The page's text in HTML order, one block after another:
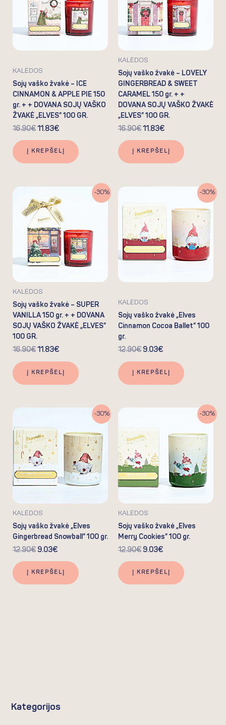
Kategorijos
KALĖDOS
Sojų vaško žvakė – ICE
CINNAMON & APPLE PIE 150
gr. + + DOVANA SOJŲ VAŠKO
ŽVAKĖ „ELVES” 100 GR.
16.90€ 11.83€
Į KREPŠELĮ
KALĖDOS
Sojų vaško žvakė – LOVELY
GINGERBREAD & SWEET
CARAMEL 150 gr. + +
DOVANA SOJŲ VAŠKO ŽVAKĖ
„ELVES” 100 GR.
16.90€ 11.83€
Į KREPŠELĮ
-30%
KALĖDOS
Sojų vaško žvakė – SUPER
VANILLA 150 gr. + + DOVANA
SOJŲ VAŠKO ŽVAKĖ „ELVES”
100 GR.
16.90€
price
was:
16.90€.
11.83€
price
is:
11.83€.
Į KREPŠELĮ
-30%
KALĖDOS
Sojų vaško žvakė „Elves
Cinnamon Cocoa Ballet” 100
gr.
12.90€
was:
12.90€.
9.03€
9.03€.
Į KREPŠELĮ
-30%
KALĖDOS
Sojų vaško žvakė „Elves
Gingerbread Snowball” 100 gr.
12.90€
was:
12.90€.
9.03€
is:
9.03€.
Į KREPŠELĮ
-30%
KALĖDOS
Sojų vaško žvakė „Elves
Merry Cookies” 100 gr.
12.90€
12.90€.
9.03€
9.03€.
Į KREPŠELĮ